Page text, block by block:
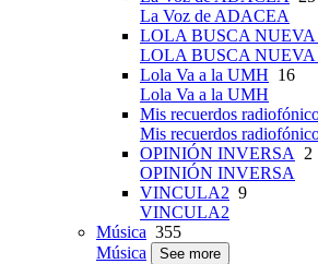
La Voz de ADACEA
LOLA BUSCA
LOLA BUSCA
Lola Va a la UMH 16
Lola Va a la UMH
Mis recuerdos
Mis recuerdos
OPINIÓN INVERSA
2
OPINIÓN INVERSA
VINCULA2 9
VINCULA2
Música 355
Música
See more